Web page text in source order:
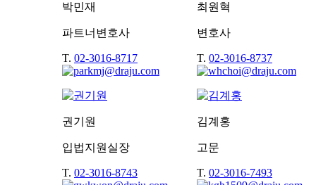
박민재
파트너변호사
T. 02-3016-8717
최원혁
변호사
T. 02-3016-8737
권기원
입법지원실장
T. 02-3016-8743
김계홍
고문
T. 02-3016-7493